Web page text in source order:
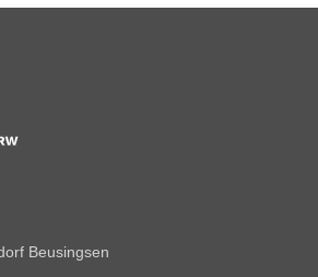
Beusingsen